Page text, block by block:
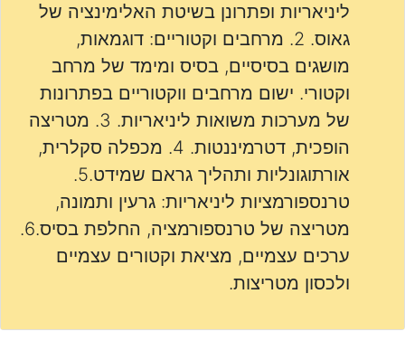
ליניאריות ופתרונן בשיטת האלימינציה של
גאוס. 2. מרחבים וקטוריים: דוגמאות,
מושגים בסיסיים, בסיס ומימד של מרחב
וקטורי. ישום מרחבים ווקטוריים בפתרונות
של מערכות משואות ליניאריות. 3. מטריצה
הופכית, דטרמיננטות. 4. מכפלה סקלרית,
אורתוגונליות ותהליך גראם שמידט.5.
טרנספורמציות ליניאריות: גרעין ותמונה,
מטריצה של טרנספורמציה, החלפת בסיס.6.
ערכים עצמיים, מציאת וקטורים עצמיים
ולכסון מטריצות.